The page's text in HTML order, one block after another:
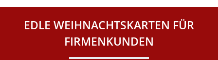
EDLE WEIHNACHTSKARTEN FÜR
FIRMENKUNDEN